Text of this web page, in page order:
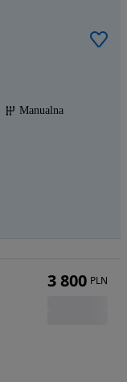
Manualna
3 800 PLN